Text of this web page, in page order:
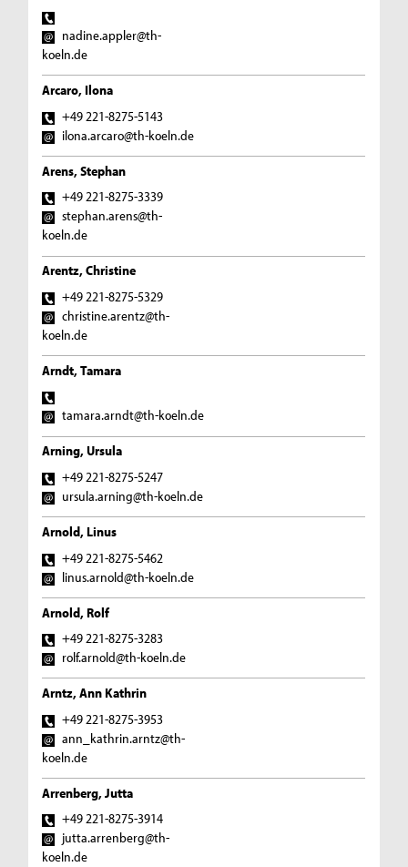
nadine.appler@th-
koeln.de
Arcaro, Ilona
+49 221-8275-5143
ilona.arcaro@th-koeln.de
Arens, Stephan
+49 221-8275-3339
stephan.arens@th-
koeln.de
Arentz, Christine
+49 221-8275-5329
christine.arentz@th-
koeln.de
Arndt, Tamara
tamara.arndt@th-koeln.de
Arning, Ursula
+49 221-8275-5247
ursula.arning@th-koeln.de
Arnold, Linus
+49 221-8275-5462
linus.arnold@th-koeln.de
Arnold, Rolf
+49 221-8275-3283
rolf.arnold@th-koeln.de
Arntz, Ann Kathrin
+49 221-8275-3953
ann_kathrin.arntz@th-
koeln.de
Arrenberg, Jutta
+49 221-8275-3914
jutta.arrenberg@th-
koeln.de